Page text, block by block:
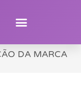
DA MARCA